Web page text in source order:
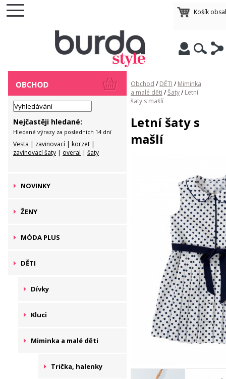
Košík
Nejčastěji hledané:
Hledané výrazy za posledních 14 dní
Vesta | zavinovací | korzet |
zavinovací šaty | overal | šaty
NOVINKY
ŽENY
MÓDA PLUS
DĚTI
Dívky
Kluci
Miminka a malé děti
Trička, halenky
Obchod / DĚTI / Miminka
a malé děti /Šaty/ Letní
šaty s mašlí
Letní šaty s
mašlí